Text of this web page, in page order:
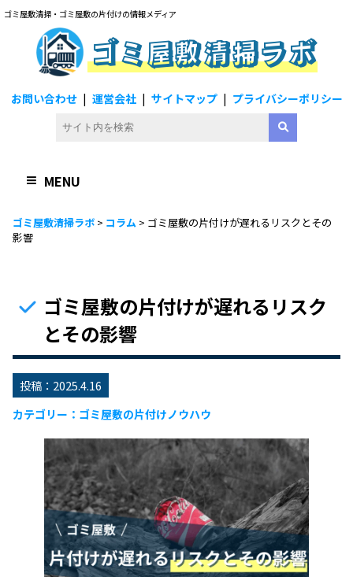
ゴミ屋敷清掃・ゴミ屋敷の片付けの情報メディア
ゴミ屋敷清掃ラボ
お問い合わせ 運営会社 サイトマップ プライバシーポリシー
MENU
ゴミ屋敷清掃ラボ > コラム > ゴミ屋敷の片付けが遅れるリスクとその
影響
ゴミ屋敷の片付けが遅れるリスク
とその影響
投稿： 2025.4.16
ゴミ屋敷の片付けノウハウ